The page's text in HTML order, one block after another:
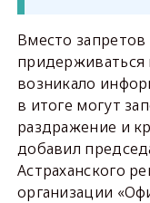
Вместо запретов
придерживаться
возникало
в итоге могут
раздражение и
добавил
Астраханского
организации